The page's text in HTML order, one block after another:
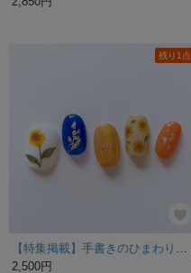
残り1点
2,500円